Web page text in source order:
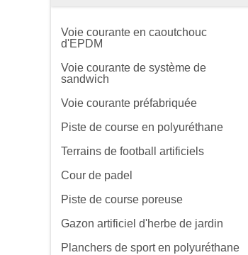
Voie courante en caoutchouc
d'EPDM
Voie courante de système de
sandwich
Voie courante préfabriquée
Piste de course en polyuréthane
Terrains de football artificiels
Cour de padel
Piste de course poreuse
Gazon artificiel d'herbe de jardin
Planchers de sport en polyuréthane